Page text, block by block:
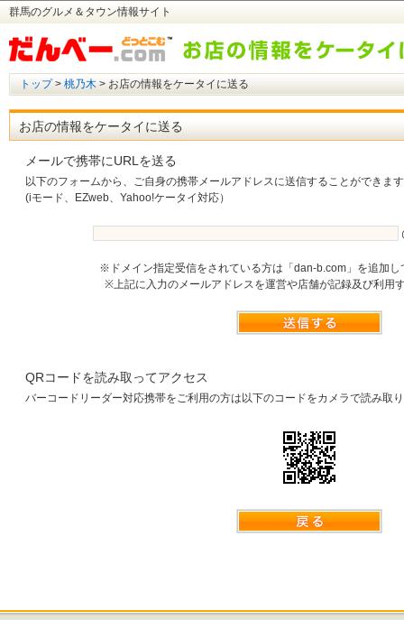
群馬のグルメ＆タウン情報サイト
トップ> 桃乃木 > お店の情報をケータイに送る
お店の情報をケータイに送る
メールで携帯にURLを送る
以下のフォームから、ご自身の携帯メールアドレスに送信することができま
(iモード、EZweb、Yahoo!ケータイ対応）
※ドメイン指定受信をされている方は「dan-b.com」を追加し
※上記に入力のメールアドレスを運営や店舗が記録及び利用
QRコードを読み取ってアクセス
バーコードリーダー対応携帯をご利用の方は以下のコードをカメラで読み取